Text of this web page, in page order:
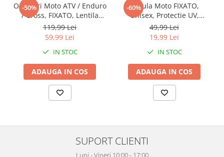
-50%
Ochelari Moto ATV / Enduro
/ Cross, FIXATO, Lentila
Albastra, Rama Galben cu
Negru
119,99 Lei
59,99 Lei
IN STOC
ADAUGA IN COS
-60%
Cagula Moto FIXATO,
Unisex, Protectie UV,
Material elastic, respirabil,
Marime universala, Alba
49,99 Lei
19,99 Lei
IN STOC
ADAUGA IN COS
SUPORT CLIENTI
Luni - Vineri 10:00 - 17:00